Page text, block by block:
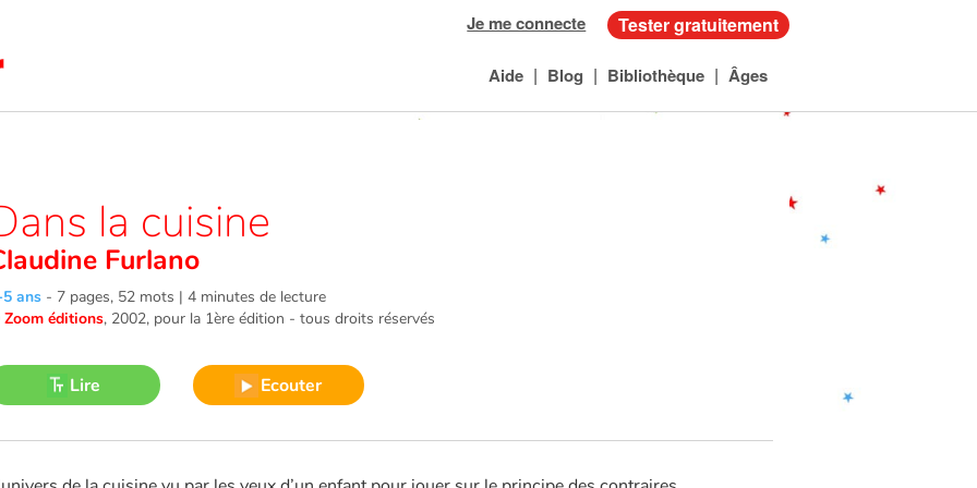
Je me connecte Tester gratuitement
Aide | Blog | Bibliothèque | Âges
la cuisine
Furlano
ans - 7 pages, 52 mots | 4 minutes de lecture
Zoom éditions, 2002, pour la 1ère édition - tous droits réservés
Lire Ecouter